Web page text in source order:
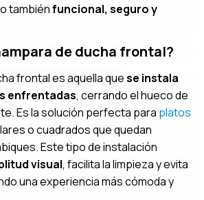
tambiénfuncional, seguro y
de ducha frontal?
frontal es aquella quese instala
enfrentadas, cerrando el hueco de
Es la solución perfecta para platos
o cuadrados que quedan
Este tipo de instalación
visual, facilita la limpieza y evita
una experiencia más cómoda y